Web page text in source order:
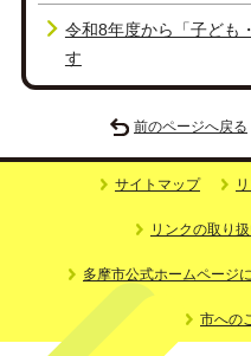
令和8年度から「子ども
す
前のページへ戻る
サイトマップ
リンクの取り
多摩市公式ホームページ
市への